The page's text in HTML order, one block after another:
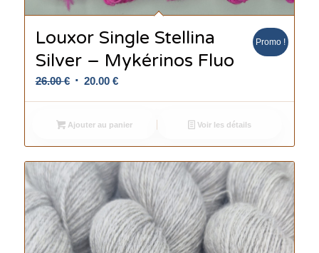
Louxor Single Stellina
Silver – Mykérinos Fluo
26.00€ Le
était :
26.00 €.
20.00 €Le
est :
20.00 €.
Promo !
Ajouter au panier Voir les détails